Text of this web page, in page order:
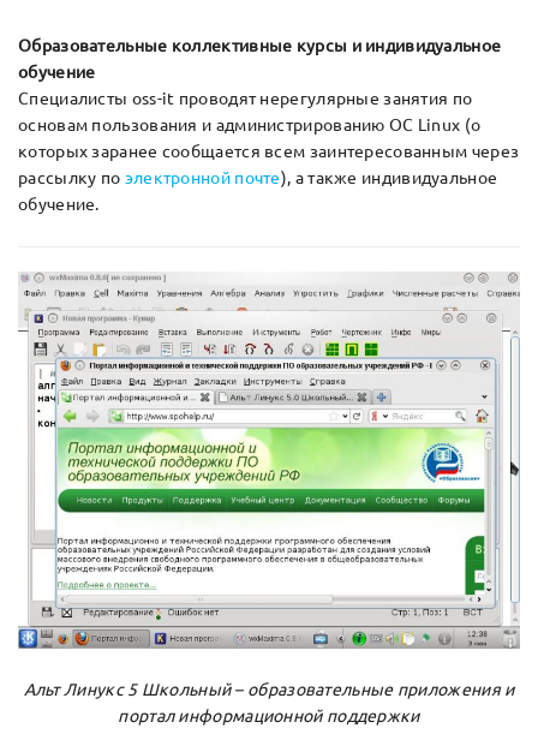
Образовательные коллективные курсы и индивидуальное
обучение
Специалисты oss-it проводят нерегулярные занятия по
основам пользования и администрированию ОС Linux (о
которых заранее сообщается всем заинтересованным через
рассылку по электронной почте), а также индивидуальное
обучение.
Альт Линукс 5 Школьный – образовательные приложения и
портал информационной поддержки